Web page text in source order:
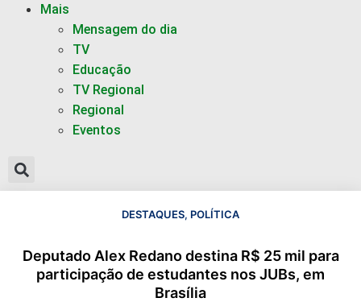
Mais
Mensagem do dia
TV
Educação
TV Regional
Regional
Eventos
DESTAQUES, POLÍTICA
Deputado Alex Redano destina R$ 25 mil para
participação de estudantes nos JUBs, em
Brasília